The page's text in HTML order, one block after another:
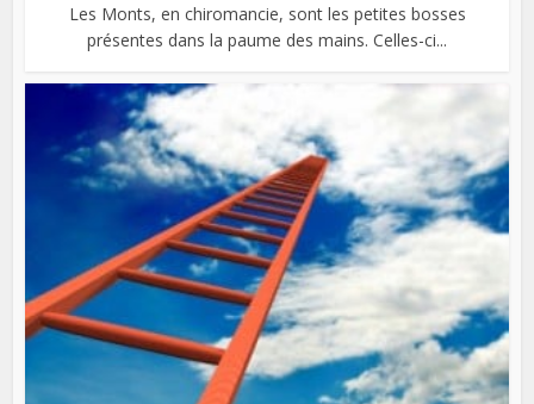
Les Monts, en chiromancie, sont les petites bosses
présentes dans la paume des mains. Celles-ci...